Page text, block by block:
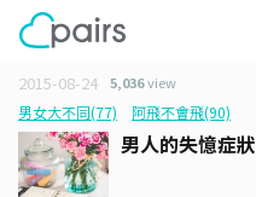
2015-08-24 5,036view
男女大不同(77)
阿飛不會飛(90)
男人的失憶症狀